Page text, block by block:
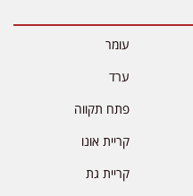
עומר
ערד
פתח תקווה
קריית אונו
קריית גת